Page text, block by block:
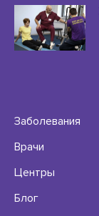
Заболевания
Врачи
Центры
Блог